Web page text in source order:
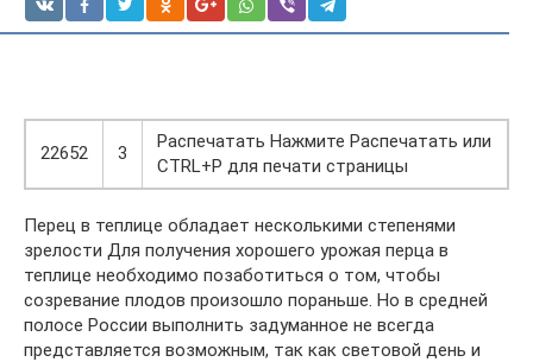
22652 3
Распечатать Нажмите Распечатать или
CTRL+P для печати страницы
Перец в теплице обладает несколькими степенями
зрелости Для получения хорошего урожая перца в
теплице необходимо позаботиться о том, чтобы
созревание плодов произошло пораньше. Но в средней
полосе России выполнить задуманное не всегда
представляется возможным, так как световой день и